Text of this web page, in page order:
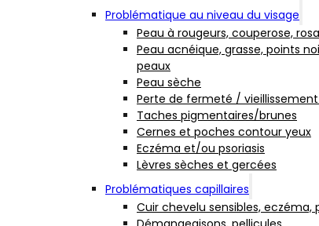
Problématique au niveau du visage
Peau à rougeurs, couperose,
Peau acnéique, grasse, points
peaux
Peau sèche
Perte de fermeté /
Taches pigmentaires/brunes
Cernes et poches contour yeux
Eczéma et/ou psoriasis
Lèvres sèches et gercées
Problématiques capillaires
Cuir chevelu sensibles, eczéma,